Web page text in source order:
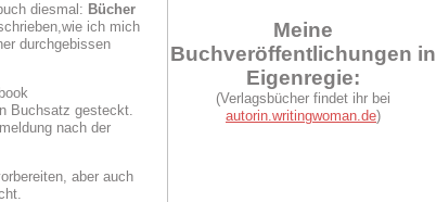
diesmal: Bücher
ich mich
durchgebissen
Buchsatz gesteckt.
nach der
aber auch
Meine
Buchveröffentlichungen in
Eigenregie:
(Verlagsbücher findet ihr bei
autorin.writingwoman.de)